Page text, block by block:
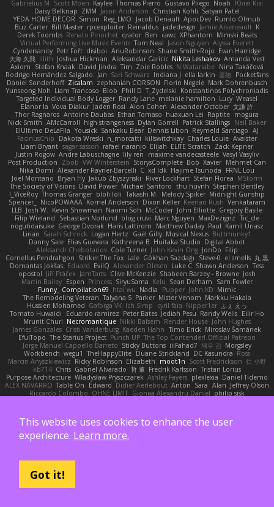
Gabrielius M
Scott Moen Kaylee Thomas Pierro Gustavo Pliego Noah
Юлія Кізі
Daisy Belknap ZMM Jason Anderson Christian Kohli Satyan Patel
YEDA HOME DECOR Simon Reg_LMO Jacob Denault ApocDev Rumlo Olmub
Buz Carter Bill Master rpcexploiter Reinaldus jadedesign Jamie Arseneault K
Derek Toombs Renato Pinochet qrator Ben cawc XPhantom Mimski Beats
Virtual Performing Live Music Events Tom Neal Jason Nguyen Alyssa Everett
Cyndersanity Petr Fořt disiboi AnuRobinson Shane Smith-Rojo Evan Harridge
大海 久我 lilith Joshua Hickman Aleksandar Caricic Nikita Leshakov Amanda Vest
Axiom
Stefan Knaak David Jindra Tim Zoie Robles N Watanabe Nina Takáčová
Rodrigo Hernández Salgado
Jan Sari Schwarz Indiana J ella larkin 基德 Pocketfans
Daniel Sonderhoff Zicalam zephaniah CORSON Florin Negele Mark Dohrenbusch
Yunseong Noh Liam Trancoso Blob Phill D T_Zydelski Konstantinos Polychroniadis
Targeted Individual Body Logger Randy Lane melanie hamilton Lucy Weasel
Elanor la Vova Diakur Jaden Rosi Alon Cohen Alexander October 文謙 許
Thor Ragnaros Antoine Daubas Ethan Tomaso huaxuan Lei Raptite mogura
Nick Smith AMcCarroll high strangeness Dylan Gorrell Patrick Stallings Neil Baker
ElUltimo DeLaFila Yousick Sankaku Bear Dennis Libon Reymeld Santiago AJ
FacinusChip
Dakota Wreski n_morcatti killswitchkay Charles Louie Avaister
Liam Bryant sagar sasson rafael naranjo Elijah ELITE Scratch
Zack Kepner
Justin Rogow Andre Labuschagne lily ren maxime vandecasteele Vasyl Vasyliv
Post Production
Zbob VW Winterstein StorysComplete Bob Xavier Mehmet Can
Nika Domi Alexander Rayner-Barcelli C xd Idk Hajime Tsunoda
FRNL Lou
Joel Montano Bryan Hy Jakub Zbyszynski River Lockhart Stefan Florea MStorm
The Society of Visions David Power Michael Santoro thu huynh Stephen Bentley
I_ViceRoy Thomas Granger bloli loli Takashi M. Melody Spiker Midnight Gunship
Spencer_
NicoPOWAAA Kornel Anderson Dixon Keller Keenan Rush Venkataram
LLB Josh W. Kevin Showman Naomi Soh McCoder John Elliotte Gregory Basile
Filip Wieland
Sebastian Norlund blog cruvi Marc Nguyen MaxDezignz Tic_cle
nogutidaisuke George Dvorak Haris Lattirom Matthew Daday Paul Kamil Uriasz
Lirian Sarah Schrock Logan Hertz Gaël Gilly Musical Nexus Buttmunky1
Danny Sale Elias Guevara Kathreena B Huitaka Studio Digital Abbot
Aleksandr Chebotariov Cole Turner John Kevin Ong JonDo Filip
Cornellus Pendrahgon Striker The Fox Lale Gökhan Sazdağı Steve-0 el smells 丸 黒
Domantas Jokšas Eduard EvilQ Alexander Olesen Luke C Shawn Anderson Tess
opostol Jiří Ptáček JamTarts Clive McKenzie Shabeen Barzey - Browne Josh
Martin Bailey Espen Princess SiryuSama Kelu Sean Derham
Sam Fowler
Funny_ Compilation69 htai wu Nadia Pupper John KD Mimic
The Remodeling Veteran Talyana S Parker Mister Venom Markku Hakala
Hussien Mohamed Gaforga VK Ich Simp cyril faia Nipper1er ふぇ えっ
Tomato Huwaidi
Eduardo ramirez Peter Bates Jediah Pesu Randy Wells Eilir Ho
Mrunit Churi Necromantique Nikki Balsem Render House John Hughes
James Gonzales Cristi Vanderburg Kaeden Hahn Timo Erick Miroslav Šamánek
EfulTopo The Starius Project Punch UP: The Top Contender! Official Patreon
Jorge Manuel Cappello Barreto Sticky Buttons iiiFahad7 재우 김 Morgsley
Workbench wegu1 TheHappyElite Duane Strickland DC Kasundra Ross
Marcin Anyszkiewicz Ricky Robinson Elizabeth moot1n Scott Fredrickson 仁 小野
kb714 Chris Gabriel Alvarado 哲 董 Fredrik Karlsson Tristan Lorius
Purpose Architecture Władysław Pryszczarek Ashley Fayers plexlexia Daniel Tidemo
ALEX NAVARRO Table On Edward Didier Aerlebout Anton Sara Alan Jeffrey Olson
Riccardo Colombo OHNE LIMIT Gionea Alexandru Daniel philip sisk
Tiffany Edwards
iaksdfg fodkg Ioannis Athanasiadis Nicolò Caterina
Khuthadzo Ratshilumela
Grant Mckenney Tadin Brego
Koji Tsukamoto
Rasool Abrahams The Entire Universe
Niko Tuononen
Pranshu Goyal Mr Malone
Art Ov Nekromorph
Abdelkouddouss
Brandon Belisle Karl-Heinz Köster
This website uses cookies to enhance the user
experience. Learn more.
Got it!